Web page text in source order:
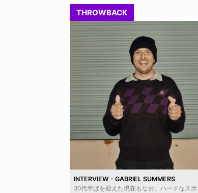
THROWBACK
INTERVIEW - GABRIEL SUMMERS
30代半ばを迎えた現在もなお、ハードなスポ